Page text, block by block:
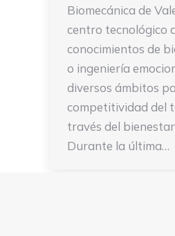
Biomecánica de
centro tecnológico
conocimientos de
o ingeniería
diversos ámbitos
competitividad del
través del
Durante la última…